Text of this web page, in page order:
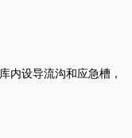
内设导流沟和应急槽，